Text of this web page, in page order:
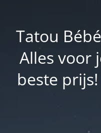
Tatou
Alles voor
beste